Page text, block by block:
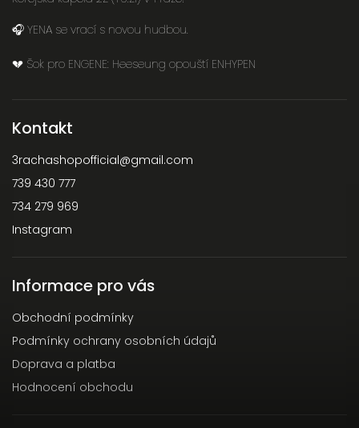
🎧 YENA se vrací s novou hudbou.
💔 Šok pro ENGENE: Heeseung opouští ENHYPEN
Kontakt
3rachashopofficial@gmail.com
739 430 777
734 279 969
Instagram
Informace pro vás
Obchodní podmínky
Podmínky ochrany osobních údajů
Doprava a platba
Hodnocení obchodu